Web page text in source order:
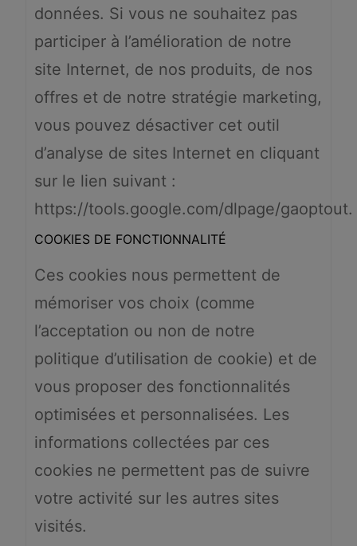
données. Si vous ne souhaitez pas
participer à l’amélioration de notre
site Internet, de nos produits, de nos
offres et de notre stratégie marketing,
vous pouvez désactiver cet outil
d’analyse de sites Internet en cliquant
sur le lien suivant :
https://tools.google.com/dlpage/gaoptout.
COOKIES DE FONCTIONNALITÉ
Ces cookies nous permettent de
mémoriser vos choix (comme
l’acceptation ou non de notre
politique d’utilisation de cookie) et de
vous proposer des fonctionnalités
optimisées et personnalisées. Les
informations collectées par ces
cookies ne permettent pas de suivre
votre activité sur les autres sites
visités.